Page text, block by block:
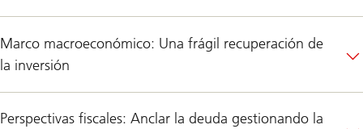
Marco macroeconómico: Una frágil recuperación de
la inversión
Perspectivas fiscales: Anclar la deuda gestionando la